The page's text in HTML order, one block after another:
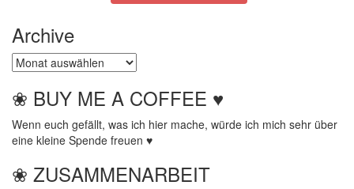
Archive
Archive
❀ BUY ME A COFFEE ♥
Wenn euch gefällt, was ich hier mache, würde ich mich sehr über
eine kleine Spende freuen ♥
❀ ZUSAMMENARBEIT